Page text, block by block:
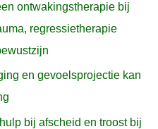
ontwakingstherapie bij
regressietherapie
en gevoelsprojectie kan
bij afscheid en troost bij